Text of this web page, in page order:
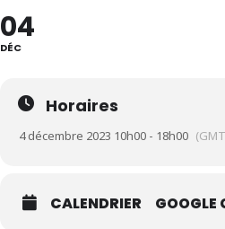
04
DÉC
Horaires
4 décembre 2023 10h00 - 18h00
CALENDRIER GOOGLE